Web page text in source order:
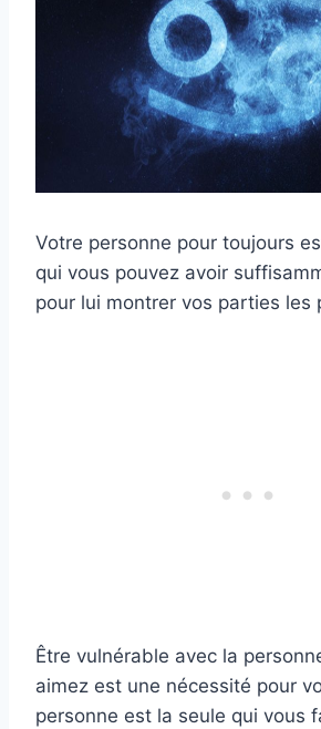
Votre personne pour toujours
qui vous pouvez avoir
pour lui montrer vos parties les
Être vulnérable avec la
aimez est une nécessité pour
personne est la seule qui vous